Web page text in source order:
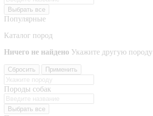
Выбрать все
Популярные
Каталог пород
Ничего не найдено Укажите другую породу
Сбросить Применить
Породы собак
Выбрать все